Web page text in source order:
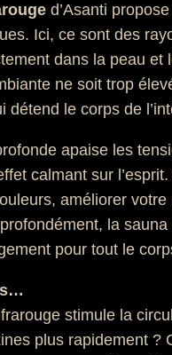
d’Asanti
Ici, ce sont des
dans la peau et
ne soit trop
détend le corps de
apaise les
calmant sur
améliorer
la
pour tout le
stimule la
plus rapidement ?